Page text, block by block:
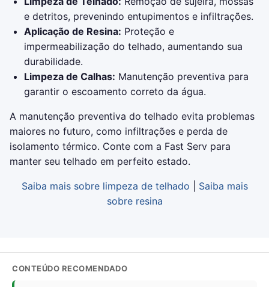
e detritos, prevenindo entupimentos e infiltrações.
Aplicação de Resina: Proteção e
impermeabilização do telhado, aumentando sua
durabilidade.
Limpeza de Calhas: Manutenção preventiva para
garantir o escoamento correto da água.
A manutenção preventiva do telhado evita problemas
maiores no futuro, como infiltrações e perda de
isolamento térmico. Conte com a Fast Serv para
manter seu telhado em perfeito estado.
Saiba mais sobre limpeza de telhado
Saiba mais
sobre resina
CONTEÚDO RECOMENDADO